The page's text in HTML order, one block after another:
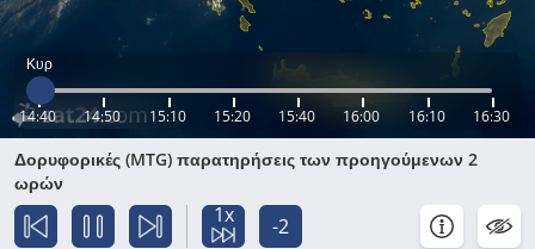
Κυρ
14:40 14:50 15:10 15:20 15:40 16:00 16:10 16:30
Δορυφορικές (MTG) παρατηρήσεις των προηγούμενων 2
ωρών
1x
-2